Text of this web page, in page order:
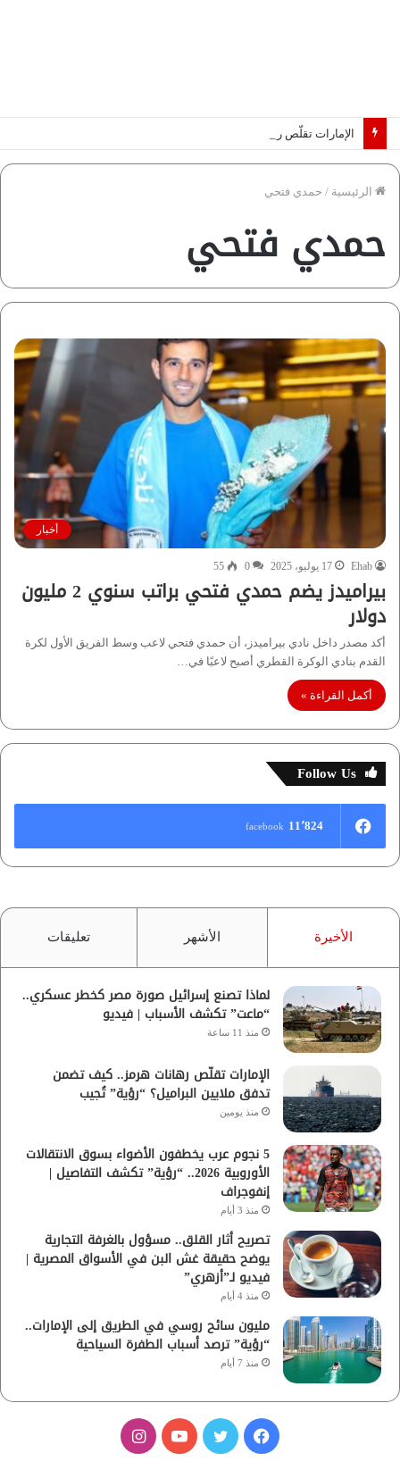
الرئيسية / حمدي فتحي
حمدي فتحي
أخبار
Ehab 17 يوليو، 2025 0
55
بيراميدز يضم حمدي فتحي براتب سنوي 2 مليون
دولار
أكد مصدر داخل نادي بيراميدز، أن حمدي فتحي لاعب وسط الفريق الأول لكرة
القدم بنادي الوكرة القطري أصبح لاعبًا في…
أكمل القراءة »
Follow Us
11٬824 facebook
الأخيرة الأشهر تعليقات
لماذا تصنع إسرائيل صورة مصر كخطر عسكري..
“ماعت” تكشف الأسباب | فيديو
منذ 11 ساعة
الإمارات تقلّص رهانات هرمز.. كيف تضمن
تدفق ملايين البراميل؟ “رؤية” تُجيب
منذ يومين
5 نجوم عرب يخطفون الأضواء بسوق الانتقالات
الأوروبية 2026.. “رؤية” تكشف التفاصيل |
إنفوجراف
منذ 3 أيام
تصريح أثار القلق.. مسؤول بالغرفة التجارية
يوضح حقيقة غش البن في الأسواق المصرية |
فيديو لـ”أزهري”
منذ 4 أيام
مليون سائح روسي في الطريق إلى الإمارات..
“رؤية” ترصد أسباب الطفرة السياحية
منذ 7 أيام